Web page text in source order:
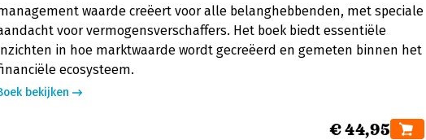
waarde creëert voor alle belanghebbenden, met speciale
voor vermogensverschaffers. Het boek biedt essentiële
in hoe marktwaarde wordt gecreëerd en gemeten binnen het
ecosysteem.
bekijken
€ 44,95